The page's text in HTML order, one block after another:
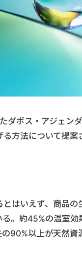
ダボス・アジェン
方法について提
はいえず、商品の
。約45%の温室
90%以上が天然資